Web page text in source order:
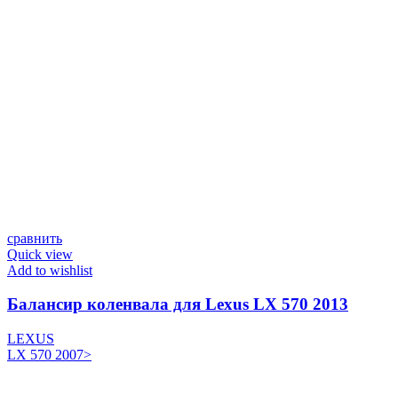
сравнить
Quick view
Add to wishlist
Балансир коленвала для Lexus LX 570 2013
LEXUS
LX 570 2007>